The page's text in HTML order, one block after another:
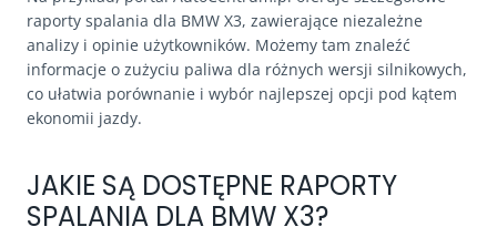
raporty spalania dla BMW X3, zawierające niezależne
analizy i opinie użytkowników. Możemy tam znaleźć
informacje o zużyciu paliwa dla różnych wersji silnikowych,
co ułatwia porównanie i wybór najlepszej opcji pod kątem
ekonomii jazdy.
JAKIE SĄ DOSTĘPNE RAPORTY
SPALANIA DLA BMW X3?